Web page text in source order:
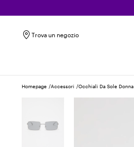
Trova un negozio
Homepage Accessori Occhiali Da Sole Donna